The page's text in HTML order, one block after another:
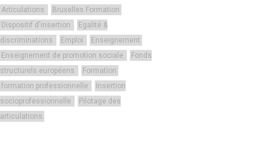
Articulations
Bruxelles Formation
Dispositif d'insertion
Egalité &
discriminations
Emploi
Enseignement
Enseignement de promotion sociale
Fonds
structurels européens
Formation
formation professionnelle
Insertion
socioprofessionnelle
Pilotage des
articulations